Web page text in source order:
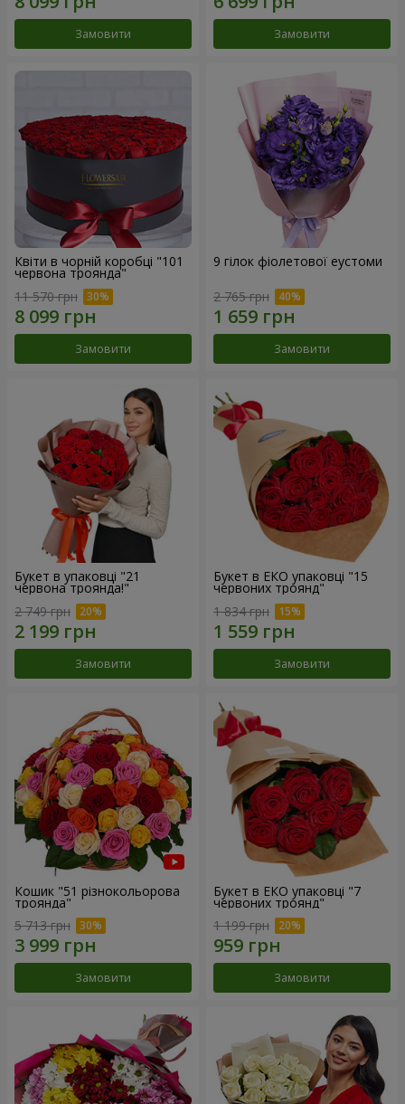
Замовити Замовити
Квіти в чорній коробці "101
червона троянда"
11 570 грн
Замовити
9 гілок фіолетової еустоми
2 765 грн
Замовити
Букет в упаковці "21
червона троянда!"
2 749 грн
Замовити
Букет в ЕКО упаковці "15
червоних троянд"
1 834 грн
Замовити
Кошик "51 різнокольорова
троянда"
5 713 грн
Замовити
Букет в ЕКО упаковці "7
червоних троянд"
1 199 грн
Замовити